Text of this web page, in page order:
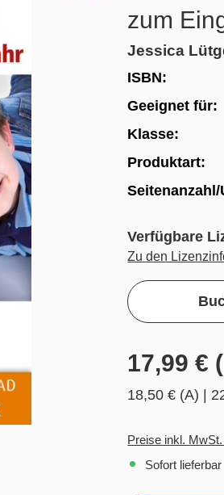
zum
Jessica
ISBN:
Geeignet für:
Klasse:
Produktart:
Verfügbare
Zu den
17,99 €
18,50 € (A) |
Preise inkl.
Sofort lieferbar